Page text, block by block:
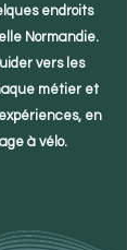
endroits
Normandie.
vers les
métier et
en
à vélo.